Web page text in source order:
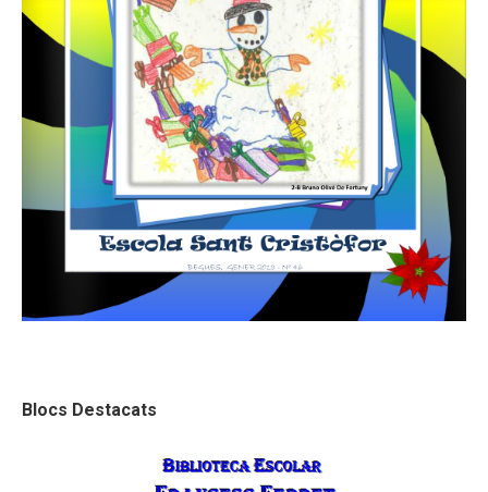
Blocs Destacats